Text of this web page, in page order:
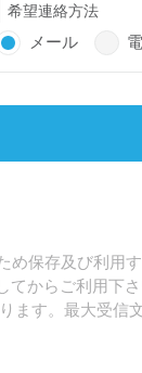
希望連絡方法
メール
保存及び利用
からご利用下さ
ます。最大受信